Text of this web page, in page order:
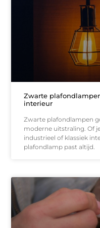
Zwarte
interieur
Zwarte plafondlampen
moderne uitstraling. Of
industrieel of klassiek
plafondlamp past altijd.